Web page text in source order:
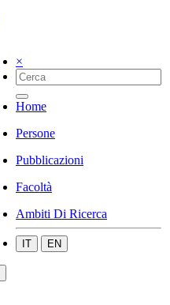
×
Home
Persone
Pubblicazioni
Facoltà
Ambiti Di Ricerca
IT EN